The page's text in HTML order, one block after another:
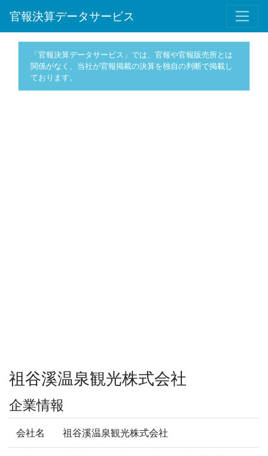
官報決算データサービス
「官報決算データサービス」では、官報や官報販売所とは
関係がなく、当社が官報掲載の決算を独自の判断で掲載し
ております。
祖谷溪温泉観光株式会社
企業情報
会社名 祖谷溪温泉観光株式会社